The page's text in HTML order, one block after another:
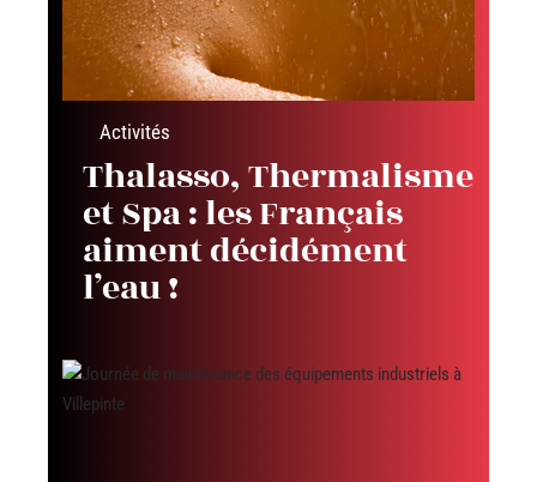
Activités
Thalasso, Thermalisme
et Spa : les Français
aiment décidément
l’eau !